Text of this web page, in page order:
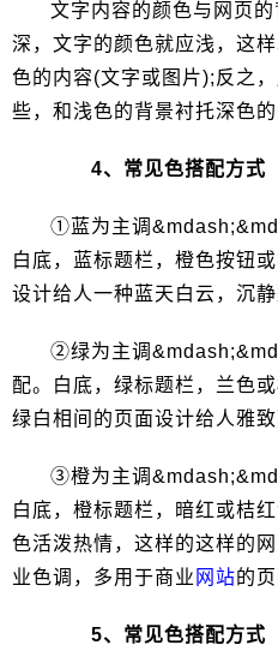
文字内容的颜色与网页
深，文字的颜色就应浅，这
色的内容(文字或图片);反之
些，和浅色的背景衬托深色
4、常见色搭配方式
①蓝为主调
白底，蓝标题栏，橙色按钮
设计给人一种蓝天白云，沉静
②绿为主调
配。白底，绿标题栏，兰色
绿白相间的页面设计给人雅致
③橙为主调
白底，橙标题栏，暗红或桔
色活泼热情，这样的这样的
业色调，多用于商业 网站的
5、常见色搭配方式